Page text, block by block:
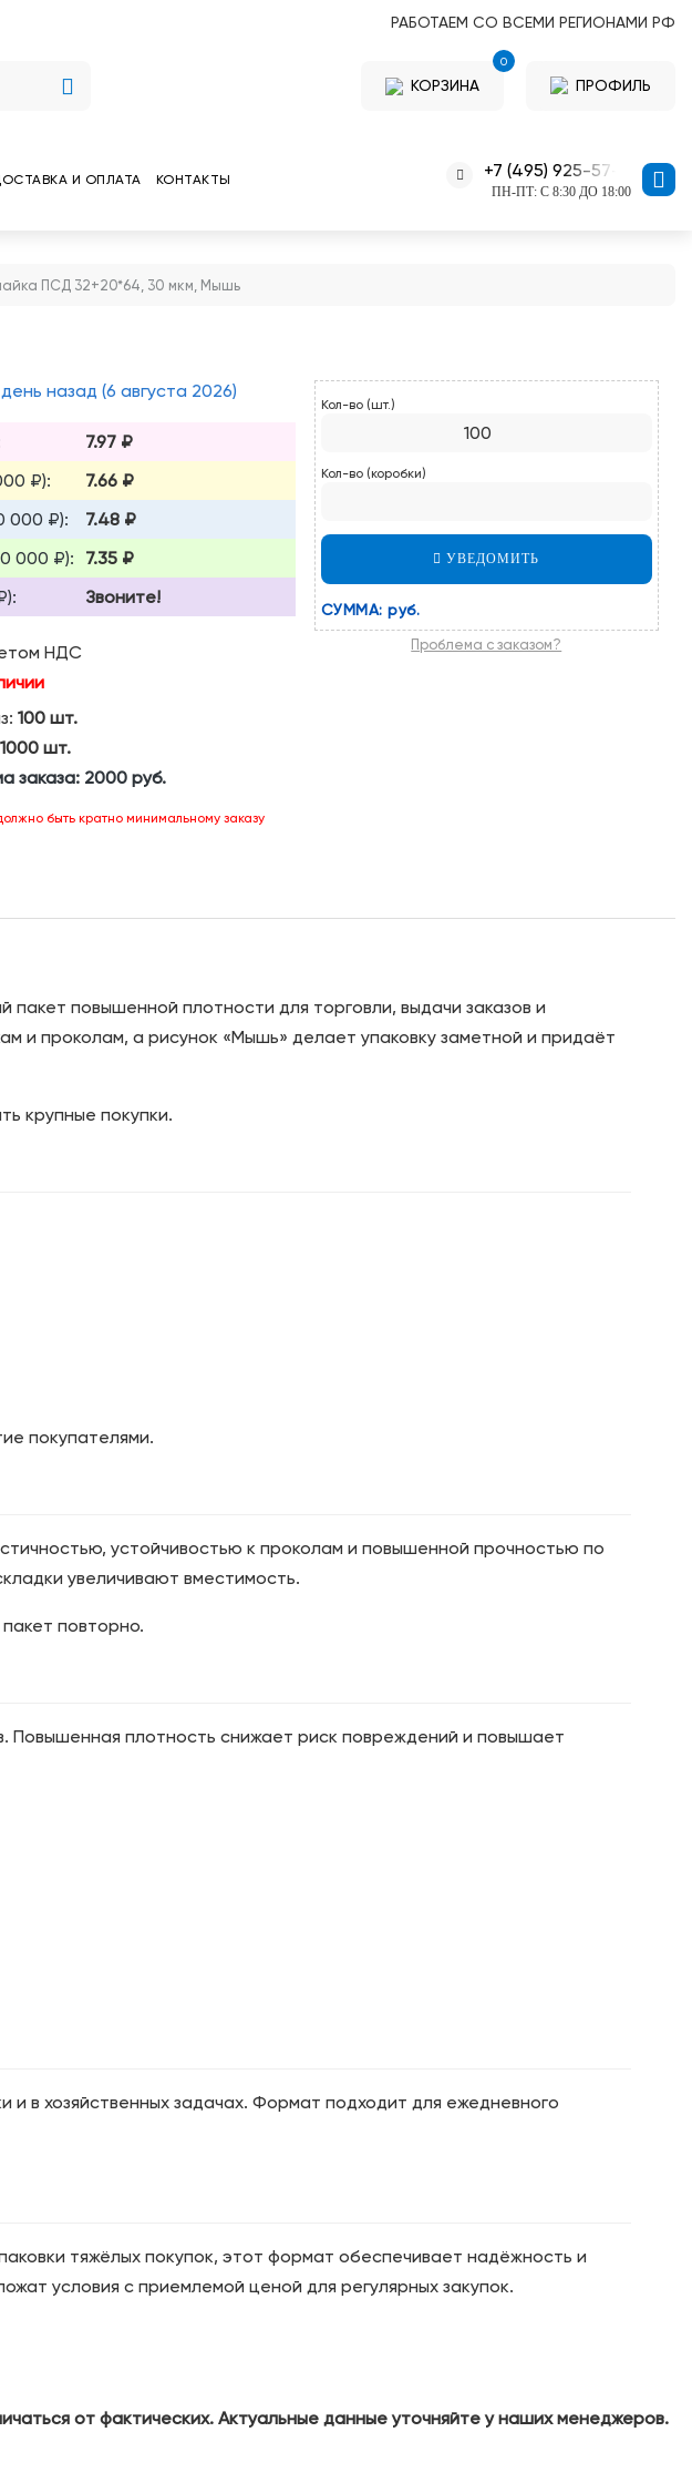
РАБОТАЕМ СО ВСЕМИ РЕГИОНАМИ РФ
КОРЗИНА
0
ПРОФИЛЬ
И ОПЛАТА КОНТАКТЫ +7 (495) 925-57-11
ПН-ПТ: С 8:30 ДО 18:00
ПСД 32+20*64, 30 мкм, Мышь
день назад (6 августа 2026)
7.97 ₽
₽):
7.66 ₽
000 ₽):
7.48 ₽
000 ₽):
7.35 ₽
Звоните!
НДС
100 шт.
1000 шт.
заказа: 2000 руб.
быть кратно минимальному заказу
Кол-во (шт.)
Кол-во (коробки)
УВЕДОМИТЬ
СУММА: руб.
Проблема с заказом?
повышенной плотности для торговли, выдачи заказов и
и проколам, а рисунок «Мышь» делает упаковку заметной и придаёт
крупные покупки.
покупателями.
устойчивостью к проколам и повышенной прочностью по
увеличивают вместимость.
повторно.
Повышенная плотность снижает риск повреждений и повышает
и в хозяйственных задачах. Формат подходит для ежедневного
тяжёлых покупок, этот формат обеспечивает надёжность и
условия с приемлемой ценой для регулярных закупок.
от фактических. Актуальные данные уточняйте у наших менеджеров.